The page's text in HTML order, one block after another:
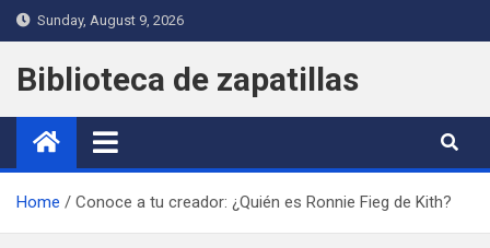
Skip
to
content
Sunday, August 9, 2026
Biblioteca de zapatillas
Home Conoce a tu creador: ¿Quién es Ronnie Fieg de Kith?